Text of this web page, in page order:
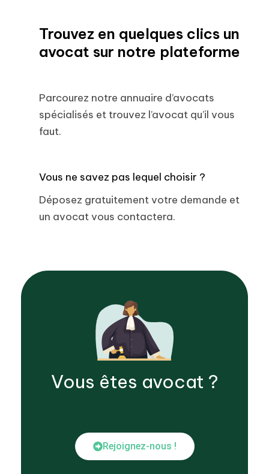
Trouvez en quelques clics un
avocat sur notre plateforme
Parcourez notre annuaire d’avocats
spécialisés et trouvez l’avocat qu’il vous
faut.
Vous ne savez pas lequel choisir ?
Déposez gratuitement votre demande et
un avocat vous contactera.
Vous êtes avocat ?
Rejoignez-nous !